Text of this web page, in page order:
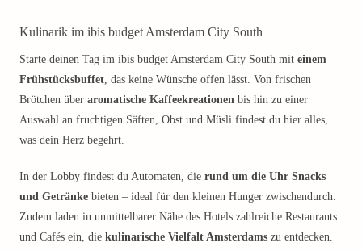
Kulinarik im ibis budget Amsterdam City South
Starte deinen Tag im ibis budget Amsterdam City South mit einem
Frühstücksbuffet, das keine Wünsche offen lässt. Von frischen
Brötchen über aromatische Kaffeekreationen bis hin zu einer
Auswahl an fruchtigen Säften, Obst und Müsli findest du hier alles,
was dein Herz begehrt.
In der Lobby findest du Automaten, die rund um die Uhr Snacks
und Getränke bieten – ideal für den kleinen Hunger zwischendurch.
Zudem laden in unmittelbarer Nähe des Hotels zahlreiche Restaurants
und Cafés ein, die kulinarische Vielfalt Amsterdams zu entdecken.